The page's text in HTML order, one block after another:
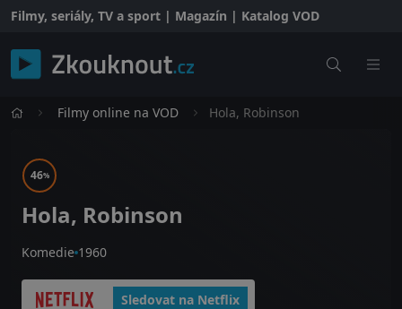
Filmy, seriály, TV a sport | Magazín | Katalog VOD
Filmy online na VOD Hola, Robinson
46%
Hola, Robinson
Komedie 1960
Sledovat na Netflix